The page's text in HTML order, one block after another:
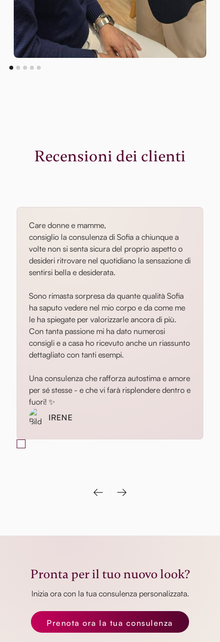
Recensioni dei clienti
Care donne e mamme,
consiglio la consulenza di Sofia a chiunque a
volte non si senta sicura del proprio aspetto o
desideri ritrovare nel quotidiano la sensazione di
sentirsi bella e desiderata.
Sono rimasta sorpresa da quante qualità Sofia
ha saputo vedere nel mio corpo e da come me
le ha spiegate per valorizzarle ancora di più.
Con tanta passione mi ha dato numerosi
consigli e a casa ho ricevuto anche un riassunto
dettagliato con tanti esempi.
Una consulenza che rafforza autostima e amore
per sé stesse - e che vi farà risplendere dentro e
fuori! ✨
IRENE
Pronta per il tuo nuovo look?
Inizia ora con la tua consulenza personalizzata.
Prenota ora la tua consulenza